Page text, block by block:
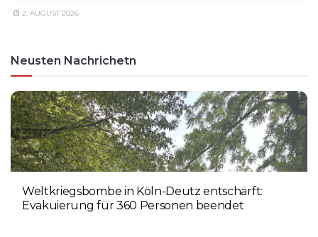
2. AUGUST 2026
Neusten Nachrichetn
Weltkriegsbombe in Köln-Deutz entschärft:
Evakuierung für 360 Personen beendet